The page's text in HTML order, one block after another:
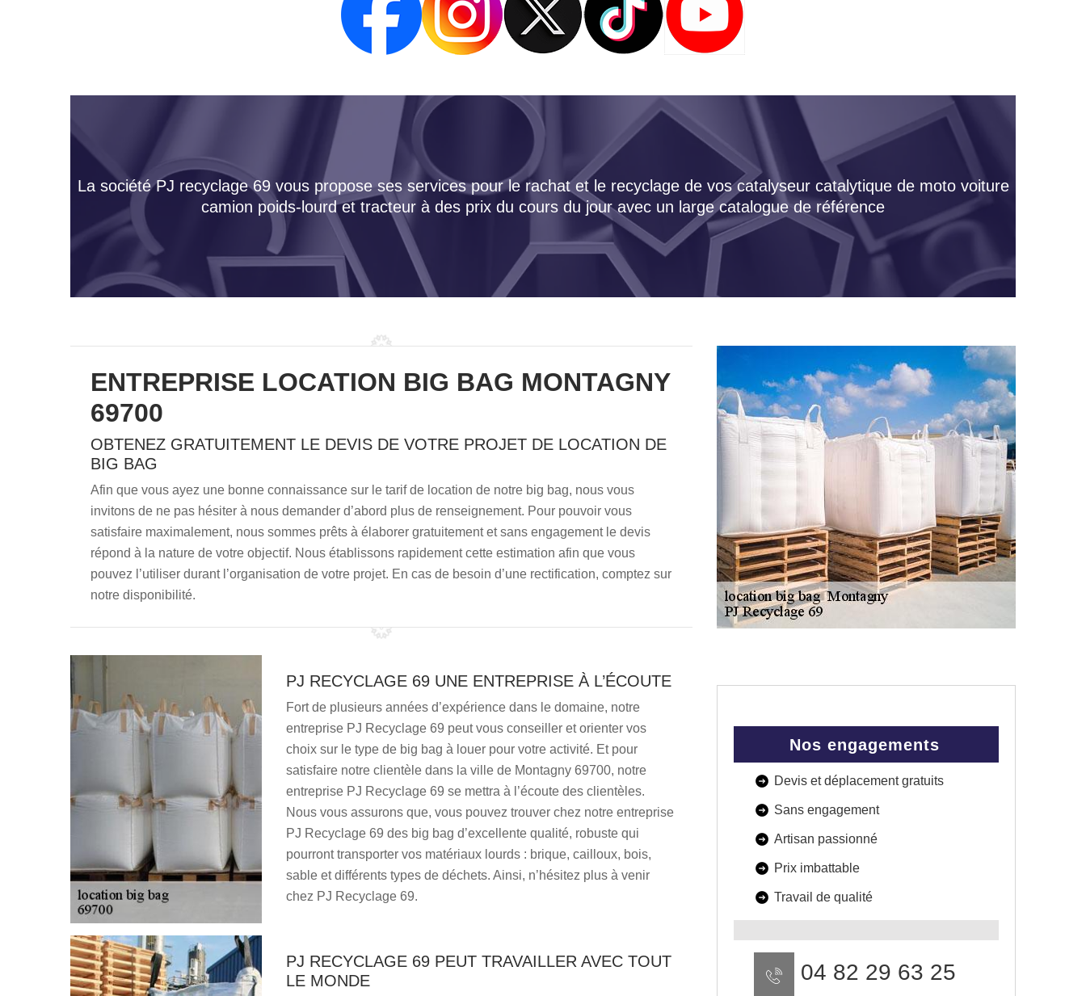
La société PJ recyclage 69 vous propose ses services pour le rachat et le recyclage de vos catalyseur catalytique de moto voiture
camion poids-lourd et tracteur à des prix du cours du jour avec un large catalogue de référence
ENTREPRISE LOCATION BIG BAG MONTAGNY
69700
OBTENEZ GRATUITEMENT LE DEVIS DE VOTRE PROJET DE LOCATION DE
BIG BAG
Afin que vous ayez une bonne connaissance sur le tarif de location de notre big bag, nous vous
invitons de ne pas hésiter à nous demander d’abord plus de renseignement. Pour pouvoir vous
satisfaire maximalement, nous sommes prêts à élaborer gratuitement et sans engagement le devis
répond à la nature de votre objectif. Nous établissons rapidement cette estimation afin que vous
pouvez l’utiliser durant l’organisation de votre projet. En cas de besoin d’une rectification, comptez sur
notre disponibilité.
PJ RECYCLAGE 69 UNE ENTREPRISE À L’ÉCOUTE
Fort de plusieurs années d’expérience dans le domaine, notre
entreprise PJ Recyclage 69 peut vous conseiller et orienter vos
choix sur le type de big bag à louer pour votre activité. Et pour
satisfaire notre clientèle dans la ville de Montagny 69700, notre
entreprise PJ Recyclage 69 se mettra à l’écoute des clientèles.
Nous vous assurons que, vous pouvez trouver chez notre entreprise
PJ Recyclage 69 des big bag d’excellente qualité, robuste qui
pourront transporter vos matériaux lourds : brique, cailloux, bois,
sable et différents types de déchets. Ainsi, n’hésitez plus à venir
chez PJ Recyclage 69.
PJ RECYCLAGE 69 PEUT TRAVAILLER AVEC TOUT
LE MONDE
Nos engagements
Devis et déplacement gratuits
Sans engagement
Artisan passionné
Prix imbattable
Travail de qualité
04 82 29 63 25